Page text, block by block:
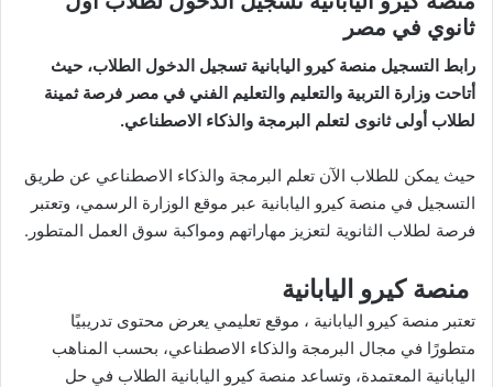
ثانوي في مصر
رابط التسجيل منصة كيرو اليابانية تسجيل الدخول الطلاب، حيث
أتاحت وزارة التربية والتعليم والتعليم الفني في مصر فرصة ثمينة
لطلاب أولى ثانوى لتعلم البرمجة والذكاء الاصطناعي.
حيث يمكن للطلاب الآن تعلم البرمجة والذكاء الاصطناعي عن طريق
التسجيل في منصة كيرو اليابانية عبر موقع الوزارة الرسمي، وتعتبر
فرصة لطلاب الثانوية لتعزيز مهاراتهم ومواكبة سوق العمل المتطور.
منصة كيرو اليابانية
تعتبر منصة كيرو اليابانية ، موقع تعليمي يعرض محتوى تدريبيًا
متطورًا في مجال البرمجة والذكاء الاصطناعي، بحسب المناهب
اليابانية المعتمدة، وتساعد منصة كيرو اليابانية الطلاب في حل